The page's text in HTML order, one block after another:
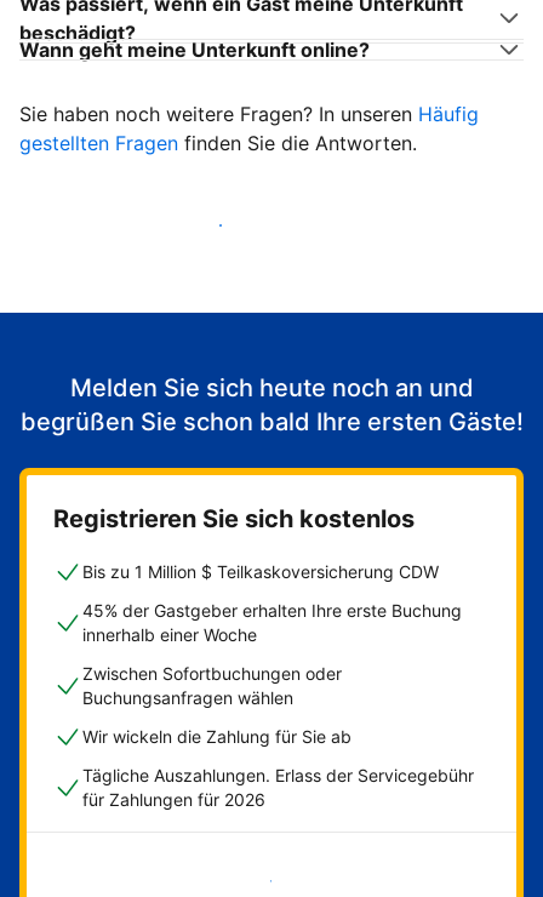
beschädigt?
Wann geht meine Unterkunft online?
Sie haben noch weitere Fragen? In unseren Häufig
gestellten Fragen finden Sie die Antworten.
Heißen Sie ab sofort Gäste willkommen
Melden Sie sich heute noch an und
begrüßen Sie schon bald Ihre ersten Gäste!
Registrieren Sie sich kostenlos
Bis zu 1 Million $ Teilkaskoversicherung CDW
45% der Gastgeber erhalten Ihre erste Buchung
innerhalb einer Woche
Zwischen Sofortbuchungen oder
Buchungsanfragen wählen
Wir wickeln die Zahlung für Sie ab
Tägliche Auszahlungen. Erlass der Servicegebühr
für Zahlungen für 2026
Jetzt loslegen